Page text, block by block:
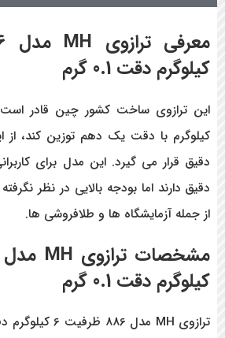
معرفی ترازوی MH مدل
کیلوگرم دقت 0.1 گرم
کیلوگرم با دقت یک دهم توزین کند، از
دقیق قرار می گیرد. این مدل برای
دقیق دارند اما بودجه بالایی در نظر
از جمله آزمایشگاه ها و طلافروشی ها.
مشخصات ترازوی MH مدل 886
کیلوگرم دقت 0.1 گرم